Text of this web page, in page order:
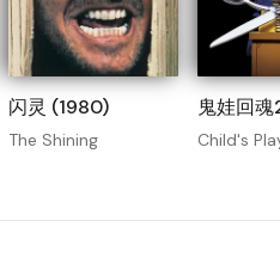
闪灵 (1980)
The Shining
鬼娃回
Child's